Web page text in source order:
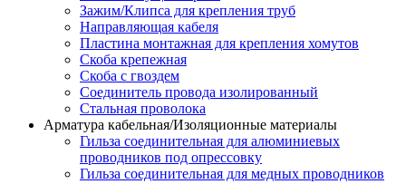
Зажим/Клипса для крепления труб
Направляющая кабеля
Пластина монтажная для крепления хомутов
Скоба крепежная
Скоба с гвоздем
Соединитель провода изолированный
Стальная проволока
Арматура кабельная/Изоляционные материалы
Гильза соединительная для алюминиевых
проводников под опрессовку
Гильза соединительная для медных проводников